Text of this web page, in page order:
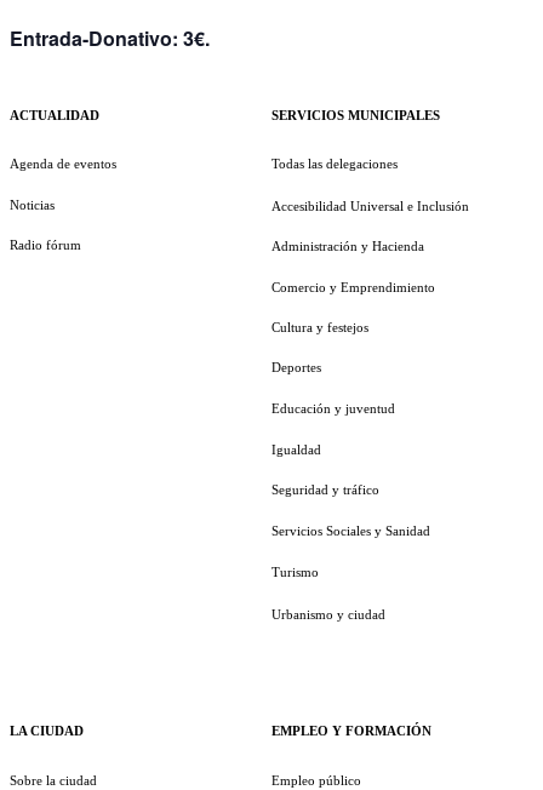
Entrada-Donativo: 3€.
ACTUALIDAD
Agenda de eventos
Noticias
Radio fórum
LA CIUDAD
Sobre la ciudad
SERVICIOS MUNICIPALES
Todas las delegaciones
Accesibilidad Universal e Inclusión
Administración y Hacienda
Comercio y Emprendimiento
Cultura y festejos
Deportes
Educación y juventud
Igualdad
Seguridad y tráfico
Servicios Sociales y Sanidad
Turismo
Urbanismo y ciudad
EMPLEO Y FORMACIÓN
Empleo público